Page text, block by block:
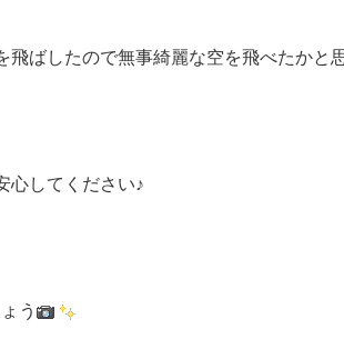
ばしたので無事綺麗な空を飛べたかと
心してください♪
う